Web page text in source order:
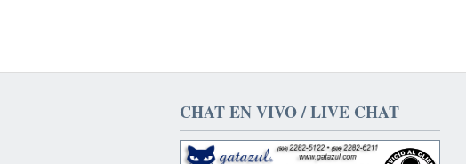
CHAT EN VIVO / LIVE CHAT